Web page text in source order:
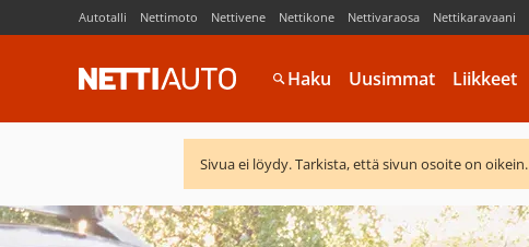
Autotalli Nettimoto Nettivene Nettikone Nettivaraosa Nettikaravaani
Haku Uusimmat Liikkeet
Sivua ei löydy. Tarkista, että sivun osoite on oikein.